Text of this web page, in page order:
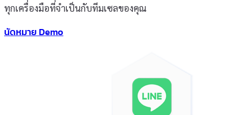
ทุกเครื่องมือที่จำเป็นกับทีมเซลของคุณ
นัดหมาย Demo